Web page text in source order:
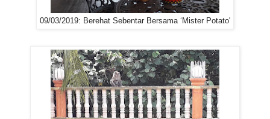
09/03/2019: Berehat Sebentar Bersama ‘Mister Potato'